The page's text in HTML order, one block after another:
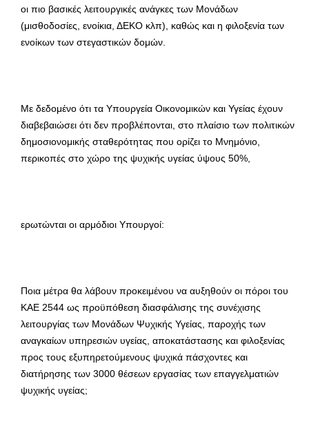
οι πιο βασικές λειτουργικές ανάγκες των Μονάδων
(μισθοδοσίες, ενοίκια, ΔΕΚΟ κλπ), καθώς και η φιλοξενία των
ενοίκων των στεγαστικών δομών.
Με δεδομένο ότι τα Υπουργεία Οικονομικών και Υγείας έχουν
διαβεβαιώσει ότι δεν προβλέπονται, στο πλαίσιο των πολιτικών
δημοσιονομικής σταθερότητας που ορίζει το Μνημόνιο,
περικοπές στο χώρο της ψυχικής υγείας ύψους 50%,
ερωτώνται οι αρμόδιοι Υπουργοί:
Ποια μέτρα θα λάβουν προκειμένου να αυξηθούν οι πόροι του
ΚΑΕ 2544 ως προϋπόθεση διασφάλισης της συνέχισης
λειτουργίας των Μονάδων Ψυχικής Υγείας, παροχής των
αναγκαίων υπηρεσιών υγείας, αποκατάστασης και φιλοξενίας
προς τους εξυπηρετούμενους ψυχικά πάσχοντες και
διατήρησης των 3000 θέσεων εργασίας των επαγγελματιών
ψυχικής υγείας;